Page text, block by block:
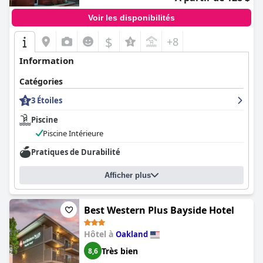
Voir les disponibilités
$ +8
Information
Catégories
3 Étoiles
Piscine
Piscine Intérieure
Pratiques de Durabilité
Afficher plus
Best Western Plus Bayside Hotel
Hôtel à Oakland
8,6 Très bien